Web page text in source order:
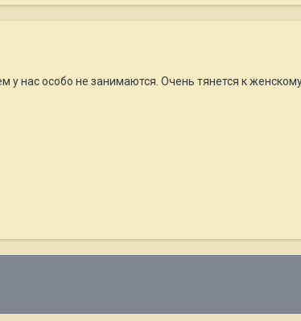
у нас особо не занимаются. Очень тянется к